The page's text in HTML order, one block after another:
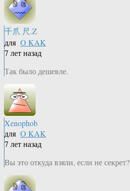
千爪 尺.Z
для O KAK
7 лет назад
Так было дешевле.
Xenophob
для O KAK
7 лет назад
Вы это откуда взяли, если не секрет?